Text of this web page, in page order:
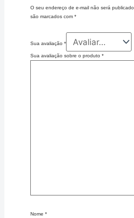
O seu endereço de e-mail não será publicado.
são marcados com *
Sua avaliação *
Sua avaliação sobre o produto *
Nome *